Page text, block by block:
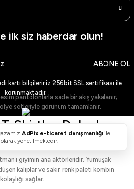
Yaka)– akşam stilinde net siluet.
(Klasik Yaka)– resmi görünüm.
Stil Notu
pantolonlarla sade bir akış yakalanır;
setleriyle görünüm tamamlanır.
Shirtler: Dokuda
Formda Netlik
giyimin ana aktörleridir. Yumuşak
kalıplar ve sakin renk paleti kombin
kolaylığı sağlar.
ilk siz haberdar olun!
ABONE OL
kartı bilgileriniz 256bit SSL sertifikası ile
korunmaktadır.
AdPix e-ticaret danışmanlığı ile
olarak yönetilmektedir.